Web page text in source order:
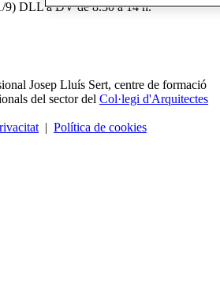
9) DLL a DV de 8.30 a 14 h.
Josep Lluís Sert, centre de formació
del sector del Col·legi d'Arquitectes
| Política de cookies